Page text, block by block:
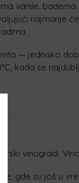
vanile,
najmanje
— jednako
kada se
vinogradi.
gde su još u